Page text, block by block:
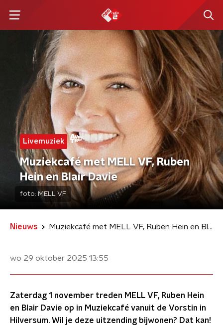
Livemuziek
Muziekcafé met MELL VF, Ruben
Hein en Blair Davie
foto: MELL VF
Nieuws Muziekcafé met MELL VF, Ruben Hein en Blair Davie
wo 29 oktober 2025 13:55
Zaterdag 1 november treden MELL VF, Ruben Hein
en Blair Davie op in Muziekcafé vanuit de Vorstin in
Hilversum. Wil je deze uitzending bijwonen? Dat kan!